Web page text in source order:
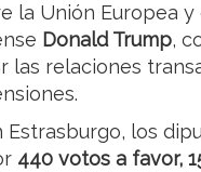
la Unión Europea
Donald Trump,
las relaciones
Estrasburgo, los
440 votos a favor,